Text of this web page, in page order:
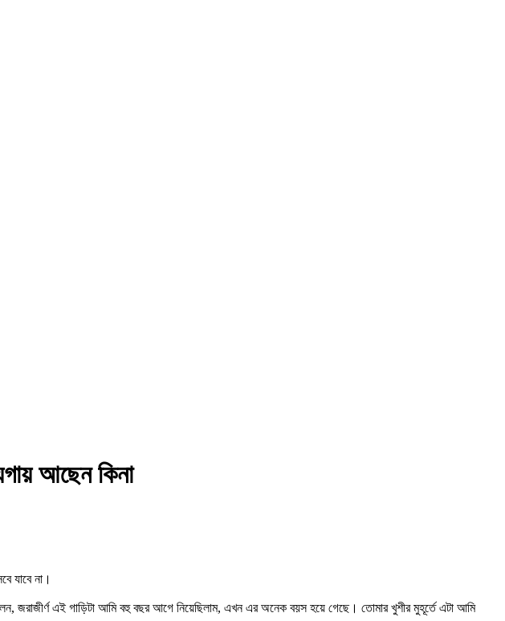
আছেন কিনা
যাবে না।
জরাজীর্ণ এই গাড়িটা আমি বহু বছর আগে নিয়েছিলাম, এখন এর অনেক বয়স হয়ে গেছে। তোমার খুশীর মুহূর্তে এটা আমি